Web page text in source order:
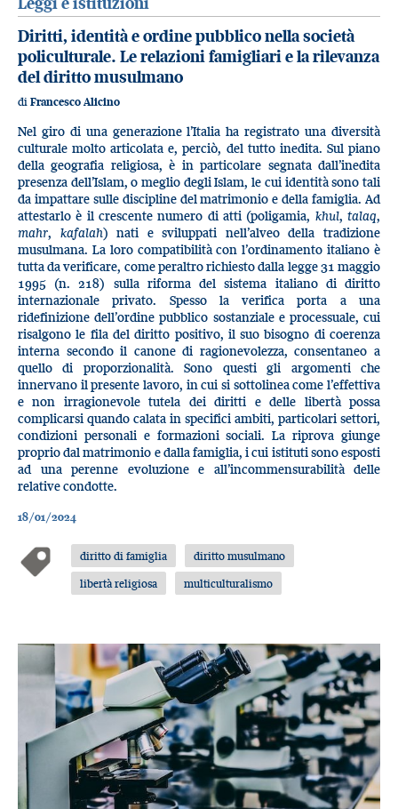
Diritti, identità e ordine pubblico nella società
policulturale. Le relazioni famigliari e la rilevanza
del diritto musulmano
di Francesco Alicino
Nel giro di una generazione l’Italia ha registrato una diversità
culturale molto articolata e, perciò, del tutto inedita. Sul piano
della geografia religiosa, è in particolare segnata dall’inedita
presenza dell’Islam, o meglio degli Islam, le cui identità sono tali
da impattare sulle discipline del matrimonio e della famiglia. Ad
attestarlo è il crescente numero di atti (poligamia, khul,talaq,
mahr, kafalah) nati e sviluppati nell’alveo della tradizione
musulmana. La loro compatibilità con l’ordinamento italiano è
tutta da verificare, come peraltro richiesto dalla legge 31 maggio
1995 (n. 218) sulla riforma del sistema italiano di diritto
internazionale privato. Spesso la verifica porta a una
ridefinizione dell’ordine pubblico sostanziale e processuale, cui
risalgono le fila del diritto positivo, il suo bisogno di coerenza
interna secondo il canone di ragionevolezza, consentaneo a
quello di proporzionalità. Sono questi gli argomenti che
innervano il presente lavoro, in cui si sottolinea come l’effettiva
e non irragionevole tutela dei diritti e delle libertà possa
complicarsi quando calata in specifici ambiti, particolari settori,
condizioni personali e formazioni sociali. La riprova giunge
proprio dal matrimonio e dalla famiglia, i cui istituti sono esposti
ad una perenne evoluzione e all’incommensurabilità delle
relative condotte.
18/01/2024
diritto di famiglia
diritto musulmano
libertà religiosa
multiculturalismo